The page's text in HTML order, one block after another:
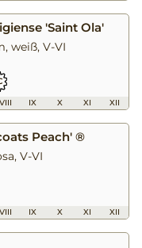
'Saint Ola'
weiß, V-VI
VIII IX X XI XII
Peach' ®
V-VI
VIII IX X XI XII